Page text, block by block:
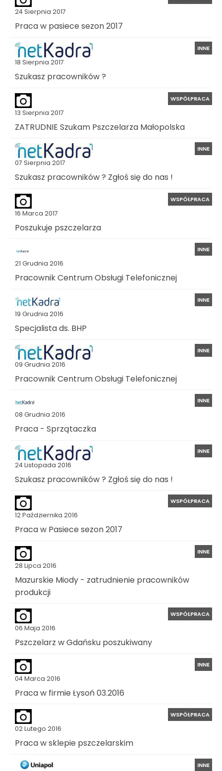
24 Sierpnia 2017
Praca w pasiece sezon 2017
18 Sierpnia 2017
INNE
Szukasz pracowników ?
13 Sierpnia 2017
WSPÓŁPRACA
ZATRUDNIE Szukam Pszczelarza Małopolska
07 Sierpnia 2017
INNE
Szukasz pracowników ? Zgłoś się do nas !
16 Marca 2017
WSPÓŁPRACA
Poszukuje pszczelarza
21 Grudnia 2016
INNE
Pracownik Centrum Obsługi Telefonicznej
19 Grudnia 2016
INNE
Specjalista ds. BHP
09 Grudnia 2016
INNE
Pracownik Centrum Obsługi Telefonicznej
08 Grudnia 2016
INNE
Praca - Sprzątaczka
24 Listopada 2016
INNE
Szukasz pracowników ? Zgłoś się do nas !
12 Października 2016
WSPÓŁPRACA
Praca w Pasiece sezon 2017
28 Lipca 2016
INNE
Mazurskie Miody - zatrudnienie pracowników
produkcji
06 Maja 2016
WSPÓŁPRACA
Pszczelarz w Gdańsku poszukiwany
04 Marca 2016
INNE
Praca w firmie Łysoń 03.2016
02 Lutego 2016
WSPÓŁPRACA
Praca w sklepie pszczelarskim
INNE